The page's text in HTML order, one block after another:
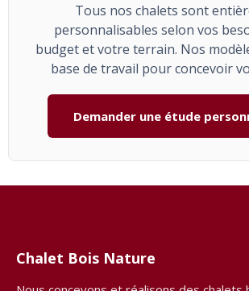
Tous nos chalets sont
personnalisables selon vos
budget et votre terrain. Nos
base de travail pour concevoir
Demander une étude
Chalet Bois Nature